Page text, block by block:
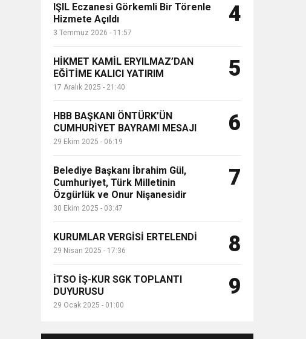
IŞIL Eczanesi Görkemli Bir Törenle
Hizmete Açıldı
3 Temmuz 2026 - 11:57
4
HİKMET KAMİL ERYILMAZ’DAN
EĞİTİME KALICI YATIRIM
17 Aralık 2025 - 21:40
5
HBB BAŞKANI ÖNTÜRK’ÜN
CUMHURİYET BAYRAMI MESAJI
29 Ekim 2025 - 06:19
6
Belediye Başkanı İbrahim Gül,
Cumhuriyet, Türk Milletinin
Özgürlük ve Onur Nişanesidir
30 Ekim 2025 - 03:47
7
KURUMLAR VERGİSİ ERTELENDİ
29 Nisan 2025 - 17:36 8
İTSO İŞ-KUR SGK TOPLANTI
DUYURUSU
29 Ocak 2025 - 01:00
9